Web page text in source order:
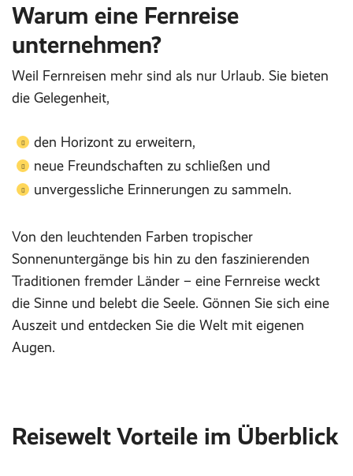
Warum eine Fernreise
unternehmen?
Weil Fernreisen mehr sind als nur Urlaub. Sie bieten
die Gelegenheit,
den Horizont zu erweitern,
neue Freundschaften zu schließen und
unvergessliche Erinnerungen zu sammeln.
Von den leuchtenden Farben tropischer
Sonnenuntergänge bis hin zu den faszinierenden
Traditionen fremder Länder – eine Fernreise weckt
die Sinne und belebt die Seele. Gönnen Sie sich eine
Auszeit und entdecken Sie die Welt mit eigenen
Augen.
Reisewelt Vorteile im Überblick